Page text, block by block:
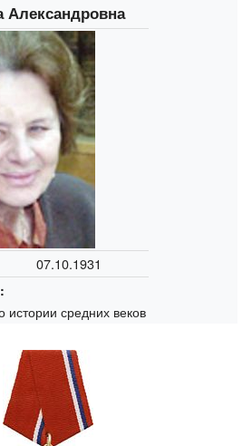
Александровна
07.10.1931
истории средних веков